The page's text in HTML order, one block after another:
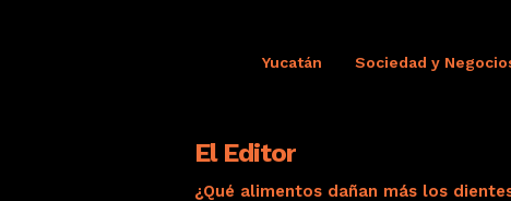
Yucatán Sociedad y
El Editor
¿Qué alimentos dañan más los